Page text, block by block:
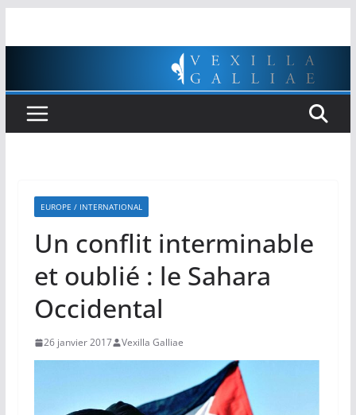
EUROPE / INTERNATIONAL
Un conflit interminable
et oublié : le Sahara
Occidental
26 janvier 2017 Vexilla Galliae